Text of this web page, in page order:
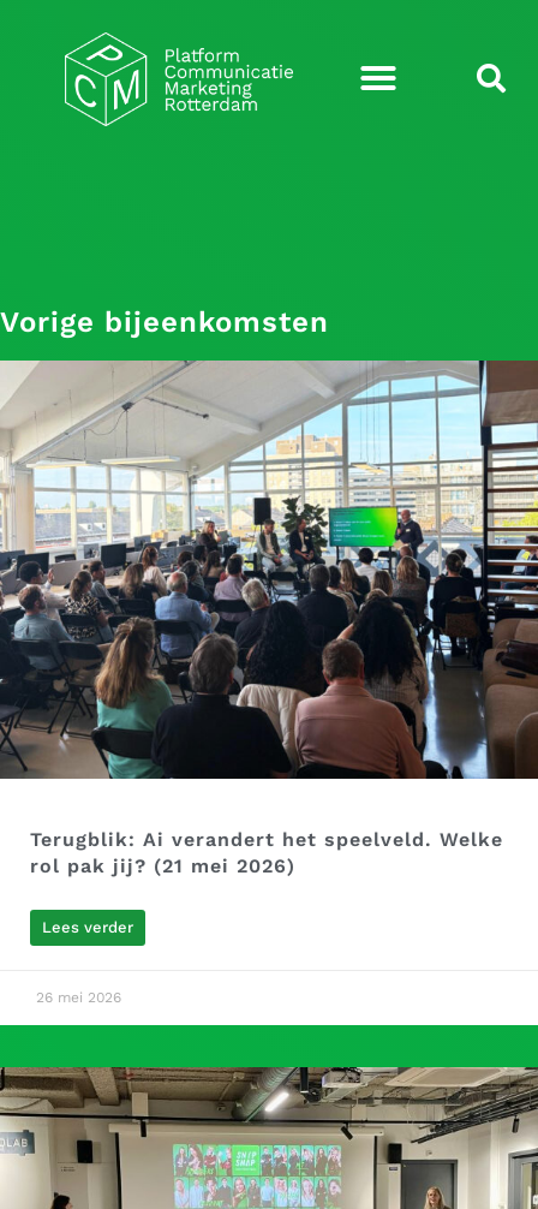
Vorige bijeenkomsten
Terugblik: Ai verandert het speelveld. Welke
rol pak jij? (21 mei 2026)
Lees verder
26 mei 2026